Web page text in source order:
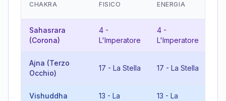
CHAKRA FISICO ENERGIA
Sahasrara
(Corona)
4 -
L'Imperatore
4 -
L'Imperatore
Ajna (Terzo
Occhio)
17 - La Stella 17 - La Stella
Vishuddha
13 - La
13 - La